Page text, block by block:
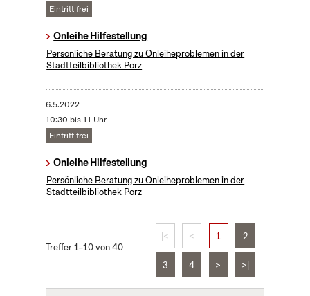
Eintritt frei
Onleihe Hilfestellung
Persönliche Beratung zu Onleiheproblemen in der
Stadtteilbibliothek Porz
6.5.2022
10:30 bis 11 Uhr
Eintritt frei
Onleihe Hilfestellung
Persönliche Beratung zu Onleiheproblemen in der
Stadtteilbibliothek Porz
Treffer 1–10 von 40
|< < 1 2
3 4 > >|